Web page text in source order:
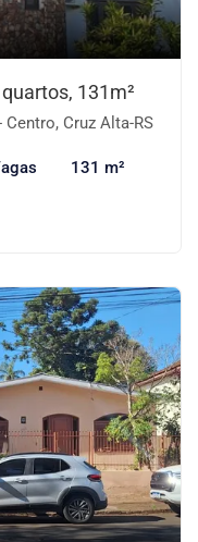
131m²
Cruz Alta-RS
131 m²